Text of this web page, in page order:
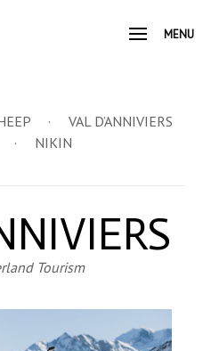
MENU
· VAL D’ANNIVIERS
· NIKIN
Tourism